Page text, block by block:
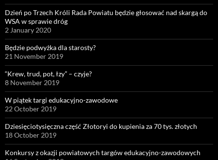
Dzień po Trzech Króli Rada Powiatu będzie głosować nad skargą do
WSA w sprawie dróg
2 January 2020
Będzie podwyżka dla starosty?
21 November 2019
“Krew, trud, pot, łzy” – czyje?
8 November 2019
W piątek targi edukacyjno-zawodowe
22 October 2019
Dziesięciotysięczna część Złotoryi do kupienia za 70 tys. złotych
18 October 2019
Konkursy z okazji powiatowych targów edukacyjno-zawodowych